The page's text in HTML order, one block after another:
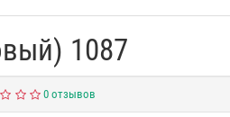
1087
0 отзывов